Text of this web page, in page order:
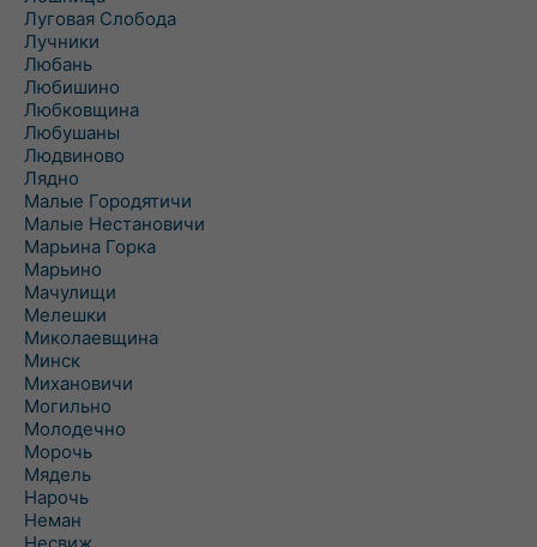
Луговая Слобода
Лучники
Любань
Любишино
Любковщина
Любушаны
Людвиново
Лядно
Малые Городятичи
Малые Нестановичи
Марьина Горка
Марьино
Мачулищи
Мелешки
Миколаевщина
Минск
Михановичи
Могильно
Молодечно
Морочь
Мядель
Нарочь
Неман